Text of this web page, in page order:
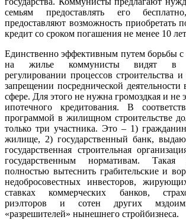
семьям предоставлять его
предоставляют возможность приобретать
кредит со сроком погашения не менее 10
Единственно эффективным путем борьбы
на жилье коммунисты видят в
регулировании процессов строительства
запрещении посреднической
сфере. Для этого не нужна громоздкая и не
ипотечного кредитования. В
программой в жилищном строительстве
только три участника. Это – 1)
жилище, 2) государственный банк,
государственная строительная
государственным нормативам. Такая
полностью вытеснить грабительские и
недобросовестных инвесторов,
ставках коммерческих банков,
риэлторов и сотен других
«разрешителей» нынешнего стройбизнеса.